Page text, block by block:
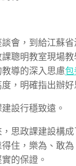
會，到給江蘇
聰明教室現場
導的深入思慮包
，明確指出辦好
設行穩致遠。
思政課建設構
住，樂為、敢
的保證。